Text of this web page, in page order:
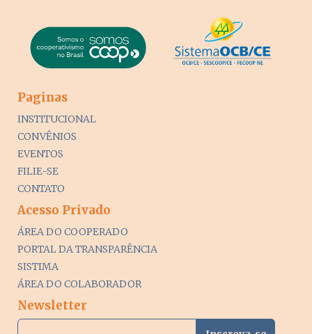
Paginas
INSTITUCIONAL
CONVÊNIOS
EVENTOS
FILIE-SE
CONTATO
Acesso Privado
ÁREA DO COOPERADO
PORTAL DA TRANSPARÊNCIA
SISTIMA
ÁREA DO COLABORADOR
Newsletter